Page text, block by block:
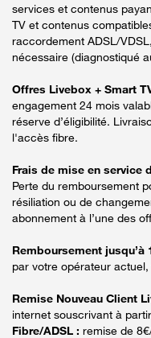
services et contenus
TV et contenus
raccordement ADSL/
nécessaire (diagnostiqué
Offres Livebox + Smart
engagement 24 mois
réserve d’éligibilité.
l'accès fibre.
Frais de mise en service
Perte du remboursement
résiliation ou de
abonnement à l’une des
Remboursement jusqu’à
par votre opérateur
Remise Nouveau Client
internet souscrivant à
Fibre/ADSL : remise de